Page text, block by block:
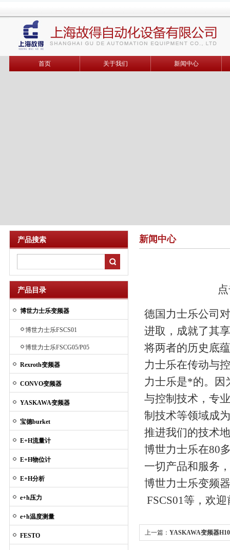
首页 关于我们 新闻中心
产品搜索
产品目录
博世力士乐变频器
博世力士乐FSCS01
博世力士乐FSCG05/P05
Rexroth变频器
CONVO变频器
YASKAWA变频器
宝德burket
E+H流量计
E+H物位计
E+H分析
e+h压力
e+h温度测量
FESTO
新闻中心
德国力士乐公司
进取，成就了其
将两者的历史底
力士乐在传动与
力士乐是*的。因
与控制技术，专
制技术等领域成
推进我们的技术
博世力士乐在80
一切产品和服务
博世力士乐变频
FSCS01等，欢
上一篇： YASKAWA变频器